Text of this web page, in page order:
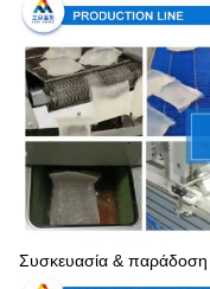
Συσκευασία & παράδοση